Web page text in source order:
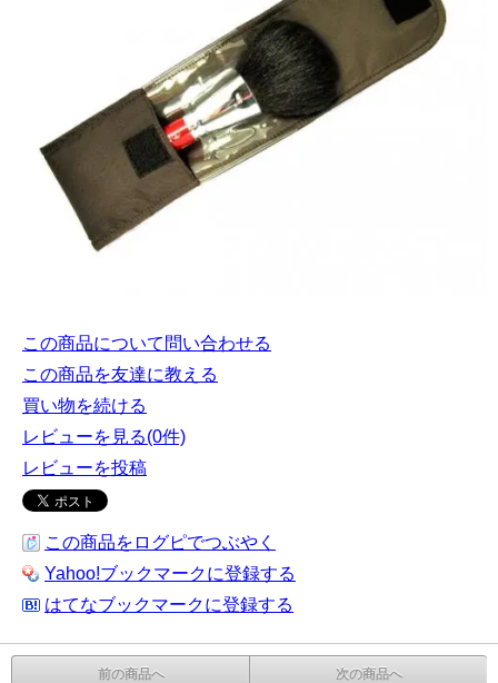
この商品について問い合わせる
この商品を友達に教える
買い物を続ける
レビューを見る(0件)
レビューを投稿
この商品をログピでつぶやく
Yahoo!ブックマークに登録する
はてなブックマークに登録する
前の商品へ 次の商品へ